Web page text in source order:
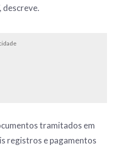
descreve.
tramitados em
registros e pagamentos